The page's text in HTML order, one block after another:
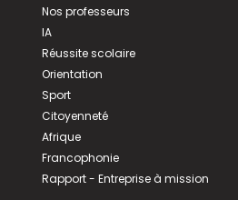
Nos professeurs
IA
Réussite scolaire
Orientation
Sport
Citoyenneté
Afrique
Francophonie
Rapport - Entreprise à mission